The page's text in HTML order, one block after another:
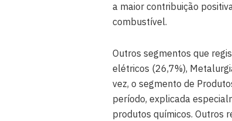
a maior contribuição
combustível.
Outros segmentos que
elétricos (26,7%),
vez, o segmento de
período, explicada
produtos químicos. Outros